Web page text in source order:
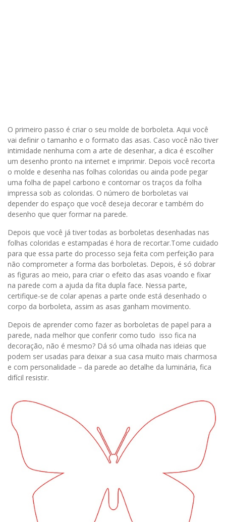
O primeiro passo é criar o seu molde de borboleta. Aqui você
vai definir o tamanho e o formato das asas. Caso você não tiver
intimidade nenhuma com a arte de desenhar, a dica é escolher
um desenho pronto na internet e imprimir. Depois você recorta
o molde e desenha nas folhas coloridas ou ainda pode pegar
uma folha de papel carbono e contornar os traços da folha
impressa sob as coloridas. O número de borboletas vai
depender do espaço que você deseja decorar e também do
desenho que quer formar na parede.
Depois que você já tiver todas as borboletas desenhadas nas
folhas coloridas e estampadas é hora de recortar.Tome cuidado
para que essa parte do processo seja feita com perfeição para
não comprometer a forma das borboletas. Depois, é só dobrar
as figuras ao meio, para criar o efeito das asas voando e fixar
na parede com a ajuda da fita dupla face. Nessa parte,
certifique-se de colar apenas a parte onde está desenhado o
corpo da borboleta, assim as asas ganham movimento.
Depois de aprender como fazer as borboletas de papel para a
parede, nada melhor que conferir como tudo isso fica na
decoração, não é mesmo? Dá só uma olhada nas ideias que
podem ser usadas para deixar a sua casa muito mais charmosa
e com personalidade – da parede ao detalhe da luminária, fica
difícil resistir.